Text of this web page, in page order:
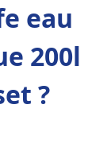
eau
200l
?